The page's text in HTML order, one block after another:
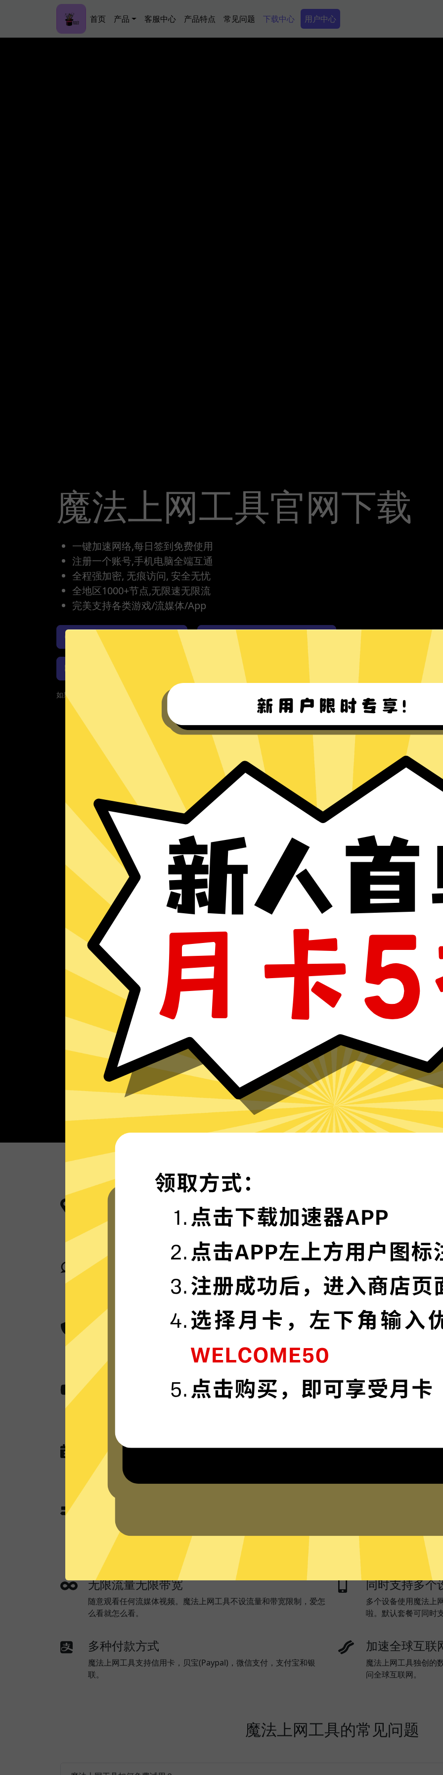
Main navigation
首页 产品 客服中心 产品特点 常见问题 下载中心 Secondary Menu
用户中心
魔法上网工具官网下载
一键加速网络,每日签到免费使用
注册一个账号,手机电脑全端互通
全程强加密, 无痕访问, 安全无忧
全地区1000+节点,无限速无限流
完美支持各类游戏/流媒体/App
魔法上网工具iOS版下载 魔法上网工具安卓版下载
魔法上网工具Windows下载 魔法上网工具Mac版下载
如果您的App当前遇到问题，请重新下载App！
更多服务器地区选择
魔法上网工具现已拥有超多加速服务器节点，并且还在不断增加中。
魔法上网工具已为所
卓越的连接稳定性
魔法上网工具采用行业领先的自研发通信协议，深度保护特征，不论
您身在何处，都可轻松加速。
多语言界面
魔法上网工具提供多
超群的数据加密 高级数据泄漏
无国界内容 保护您的IP地
无任何网络或连接记录
魔法上网工具现在没有未来也不会记录任何登录历史，网络活动，
DNS查询，以及任何可以用于识别跟踪您的信息。
在线客服
魔法上网工具独有的分流模式会智能判断需要加速的网络流量，并为
其使用加速功能；不需要加速的本地流量，比如百度或者美团，则使
用本地网络来优化网速。全局模式则所有流量都走魔法上网工具。
在硬盘内。无硬盘
无限流量无限带宽
随意观看任何流媒体视频。魔法上网工具不设流量和带宽限制，爱怎
么看就怎么看。
同时支持多个
多个设备使用魔法上
啦。默认套餐可同时
多种付款方式
魔法上网工具支持信用卡，贝宝(Paypal)，微信支付，支付宝和银
联。
加速全球互联
魔法上网工具独创的
问全球互联网。
魔法上网工具的常见问题